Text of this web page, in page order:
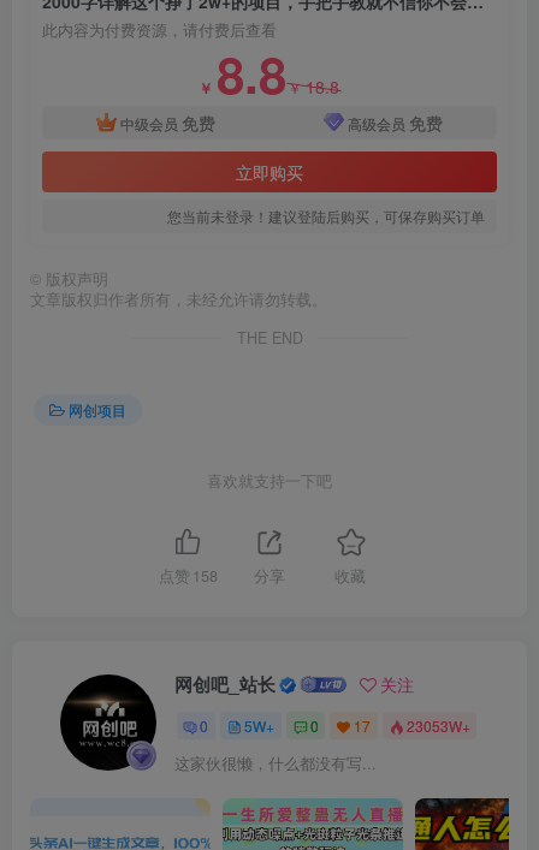
此内容为付费资源，请付费后查看
￥ 8.8￥18.8
中级会员 免费 高级会员 免费
立即购买
您当前未登录！建议登陆后购买，可保存购买订单
© 版权声明
文章版权归作者所有，未经允许请勿转载。
THE END
网创项目
喜欢就支持一下吧
点赞 158 分享 收藏
网创吧_站长 关注
0 5W+ 0 17 23053W+
这家伙很懒，什么都没有写...